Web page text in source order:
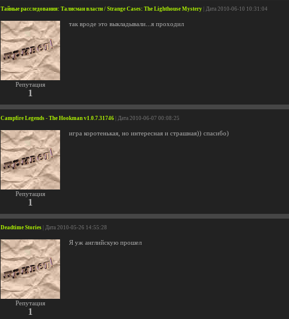
Тайные расследования: Талисман власти / Strange Cases: The Lighthouse Mystery | Дата 2010-06-10 10:31:04
Репутация
1
так вроде это выкладывали...я проходил
Campfire Legends - The Hookman v1.0.7.31746 | Дата 2010-06-07 00:08:25
Репутация
1
игра коротенькая, но интересная и страшная)) спасибо)
Deadtime Stories | Дата 2010-05-26 14:55:28
Репутация
1
Я уж английскую прошел